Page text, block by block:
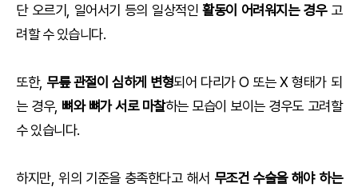
단 오르기, 일어서기 등의 일상적인활동이 어려워지는 경우고
려할 수 있습니다.
또한, 무릎 관절이 심하게 변형되어 다리가 O 또는 X 형태가 되
는 경우, 뼈와 뼈가 서로 마찰하는 모습이 보이는 경우도 고려할
수 있습니다.
하지만, 위의 기준을 충족한다고 해서 무조건 수술을 해야 하는